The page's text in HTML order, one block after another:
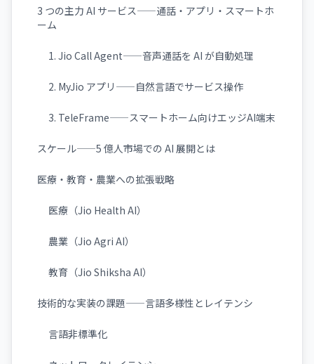
3 つの主力 AI サービス——通話・アプリ・スマートホ
ーム
1. Jio Call Agent——音声通話を AI が自動処理
2. MyJio アプリ——自然言語でサービス操作
3. TeleFrame——スマートホーム向けエッジAI端末
スケール——5 億人市場での AI 展開とは
医療・教育・農業への拡張戦略
医療（Jio Health AI）
農業（Jio Agri AI）
教育（Jio Shiksha AI）
技術的な実装の課題——言語多様性とレイテンシ
言語非標準化